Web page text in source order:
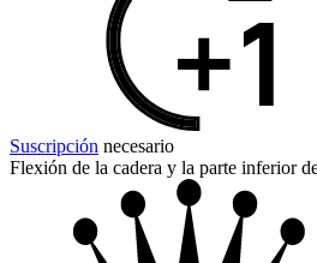
Suscripción necesario
Flexión de la cadera y la parte inferior